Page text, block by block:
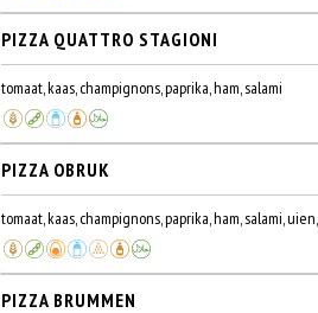
PIZZA QUATTRO STAGIONI
tomaat, kaas, champignons, paprika, ham, salami
PIZZA OBRUK
tomaat, kaas, champignons, paprika, ham, salami,
PIZZA BRUMMEN